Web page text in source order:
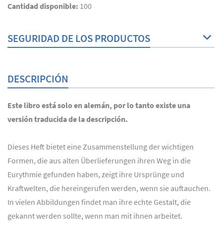
Cantidad disponible: 100
SEGURIDAD DE LOS PRODUCTOS
DESCRIPCIÓN
Este libro está solo en alemán, por lo tanto existe una
versión traducida de la descripción.
Dieses Heft bietet eine Zusammenstellung der wichtigen
Formen, die aus alten Überlieferungen ihren Weg in die
Eurythmie gefunden haben, zeigt ihre Ursprünge und
Kraftwelten, die hereingerufen werden, wenn sie auftauchen.
In vielen Abbildungen findet man ihre echte Gestalt, die
gekannt werden sollte, wenn man mit ihnen arbeitet.